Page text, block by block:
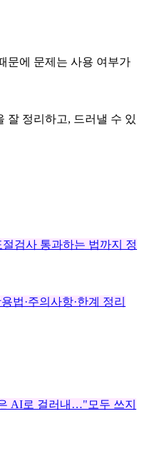
문에 문제는 사용 여부가
잘 정리하고, 드러낼 수 있
검사 통과하는 법까지 정
법·주의사항·한계 정리
AI로 걸러내…"모두 쓰지